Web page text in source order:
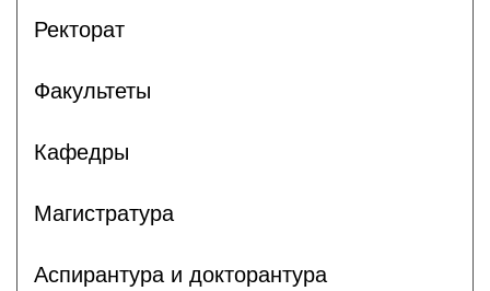
Ректорат
Факультеты
Кафедры
Магистратура
Аспирантура и докторантура